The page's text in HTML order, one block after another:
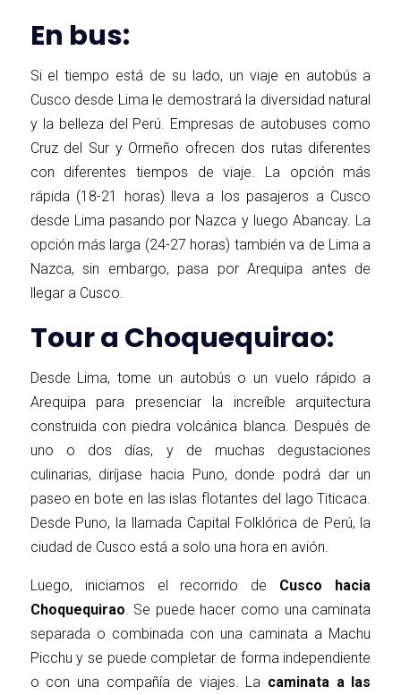
En bus:
Si el tiempo está de su lado, un viaje en autobús a
Cusco desde Lima le demostrará la diversidad natural
y la belleza del Perú. Empresas de autobuses como
Cruz del Sur y Ormeño ofrecen dos rutas diferentes
con diferentes tiempos de viaje. La opción más
rápida (18-21 horas) lleva a los pasajeros a Cusco
desde Lima pasando por Nazca y luego Abancay. La
opción más larga (24-27 horas) también va de Lima a
Nazca, sin embargo, pasa por Arequipa antes de
llegar a Cusco.
Tour a Choquequirao:
Desde Lima, tome un autobús o un vuelo rápido a
Arequipa para presenciar la increíble arquitectura
construida con piedra volcánica blanca. Después de
uno o dos días, y de muchas degustaciones
culinarias, diríjase hacia Puno, donde podrá dar un
paseo en bote en las islas flotantes del lago Titicaca.
Desde Puno, la llamada Capital Folklórica de Perú, la
ciudad de Cusco está a solo una hora en avión.
Luego, iniciamos el recorrido de Cusco hacia
Choquequirao. Se puede hacer como una caminata
separada o combinada con una caminata a Machu
Picchu y se puede completar de forma independiente
o con una compañía de viajes. La caminata a las